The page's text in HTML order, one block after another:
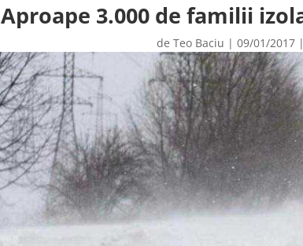
Aproape 3.000 de familii
de Teo Baciu | 09/01/2017 |